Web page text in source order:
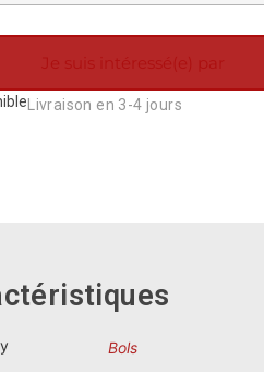
Je suis intéressé(e) par
Livraison en 3-4 jours
Bols